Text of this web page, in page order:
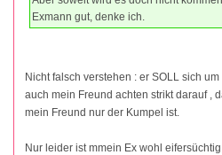
Exmann gut, denke ich.
Nicht falsch verstehen : er SOLL sich
auch mein Freund achten strikt darauf ,
mein Freund nur der Kumpel ist.
Nur leider ist mmein Ex wohl